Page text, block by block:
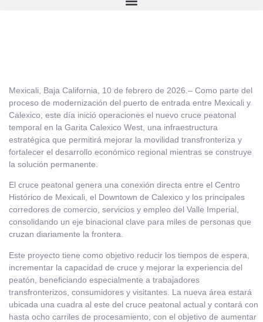
Mexicali, Baja California, 10 de febrero de 2026.– Como parte del
proceso de modernización del puerto de entrada entre Mexicali y
Calexico, este día inició operaciones el nuevo cruce peatonal
temporal en la Garita Calexico West, una infraestructura
estratégica que permitirá mejorar la movilidad transfronteriza y
fortalecer el desarrollo económico regional mientras se construye
la solución permanente.
El cruce peatonal genera una conexión directa entre el Centro
Histórico de Mexicali, el Downtown de Calexico y los principales
corredores de comercio, servicios y empleo del Valle Imperial,
consolidando un eje binacional clave para miles de personas que
cruzan diariamente la frontera.
Este proyecto tiene como objetivo reducir los tiempos de espera,
incrementar la capacidad de cruce y mejorar la experiencia del
peatón, beneficiando especialmente a trabajadores
transfronterizos, consumidores y visitantes. La nueva área estará
ubicada una cuadra al este del cruce peatonal actual y contará con
hasta ocho carriles de procesamiento, con el objetivo de aumentar